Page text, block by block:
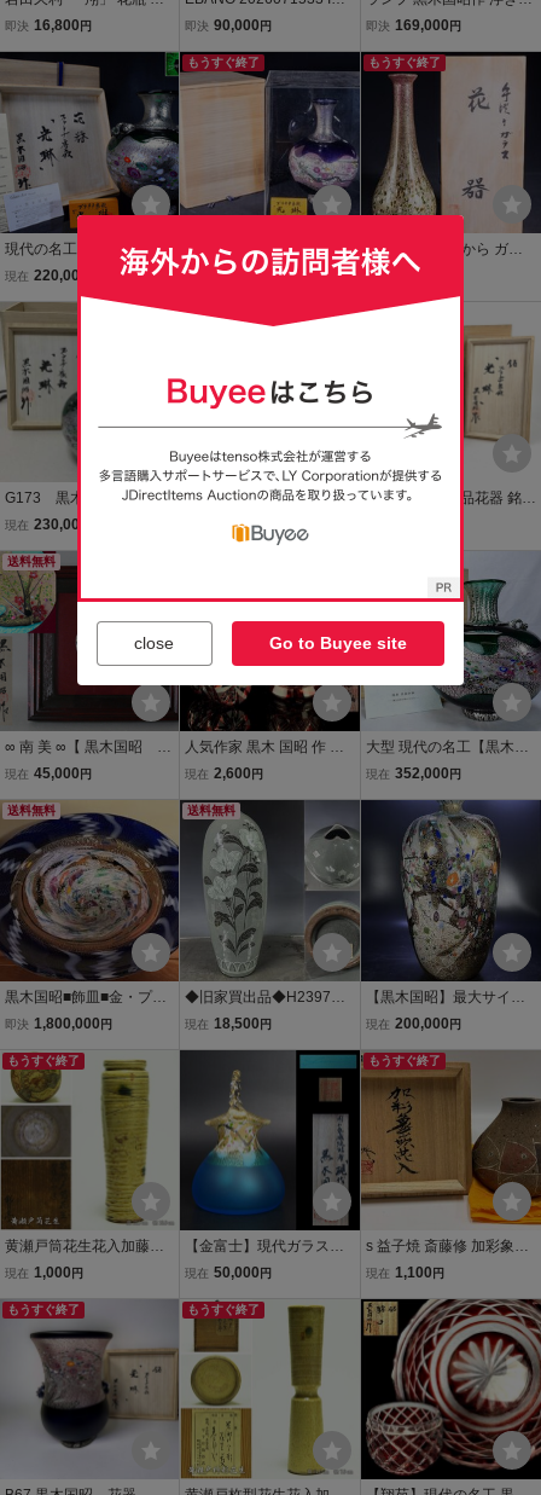
箱 しおり 金彩 花器 花入
ガラス ガラス工芸 glass
u2010a
即決 16,800 円
ERNACIONAL 天然紫水
ア オブジェ 高さ約37cm
スペイン
即決 90,000 円
り灯（富士山）現代の名
即決 169,000 円
現代の名工【黒木国昭】
プラチナ象嵌『光琳』三
付き
現在 220,000
もうすぐ終了
【珍品堂】1円から 巨匠
黒木国昭 作 プラチナ象嵌
共布 ガラス工芸 古美術 H
現在 137,500 円
もうすぐ終了
【珍品堂】1円から ガラ
ス工芸 巨匠 黒木国昭 作
吹ガラス 花瓶 共箱 ガラス
工芸 H27.2cm M-E73JN-
現在 11,550
G173 黒木国昭「光琳」
プラチナ象嵌 ガラス
ス 置物 花入
現在 230,000
本日終了
黒木国昭 作 金彩象嵌 手吹
きガラス 銘：光琳 花器 共
箱 現代ガラス工芸 花瓶 花
165,000
黒木国昭 作 逸品花器 銘
送料無料
∞ 南 美 ∞【 黒木国昭 金
彩象嵌 銘"光琳" 額装
m ガラス造形作家 「現
代の名工」 硝子工芸
現在 45,000 円
人気作家 黒木 国昭 作 薩
摩切子 「盃」 共箱 赤 被
酒器 【1c0130b3 6】b
現在 2,600 円
大型 現代の名工【黒木国
昭】プラチナ象嵌『光
ｃｍ 重量7.9ｋｇ 共箱
栞付き
現在 352,000 円
送料無料
黒木国昭■飾皿■金・プラ
チナ象嵌「光琳」■現代の
即決 1,800,000 円
送料無料
◆旧家買出品◆H2397現
代朝鮮 人民芸術家 任京益
現在 18,500 円
【黒木国昭】最大サイ
ズ 41㌢ 希少 真作保
国宝 傷無し 箱無し
美術品 (検 藤田喬平 ガ
ラス インテリア
現在 200,000 円
もうすぐ終了
黄瀬戸筒花生花入加藤作
介古陶花器花瓶花活用心
個人蔵陶器愛好家所蔵品
現在 1,000 円
【金富士】現代ガラス芸
術界の巨匠『黒木国昭』
『光琳金彩手付』 共箱
付 本物保証
現在 50,000 円
もうすぐ終了
s 益子焼 斎藤修 加彩象嵌
花入 共箱 日本工芸会正会
現在 1,100 円
もうすぐ終了 もうすぐ終了
close Go to Buyee site